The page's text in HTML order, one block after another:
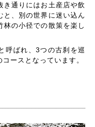
き通りにはお土産店や飲
と、別の世界に迷い込ん
林の小径での散策を楽し
呼ばれ、3つの古刹を巡
ースとなっています。